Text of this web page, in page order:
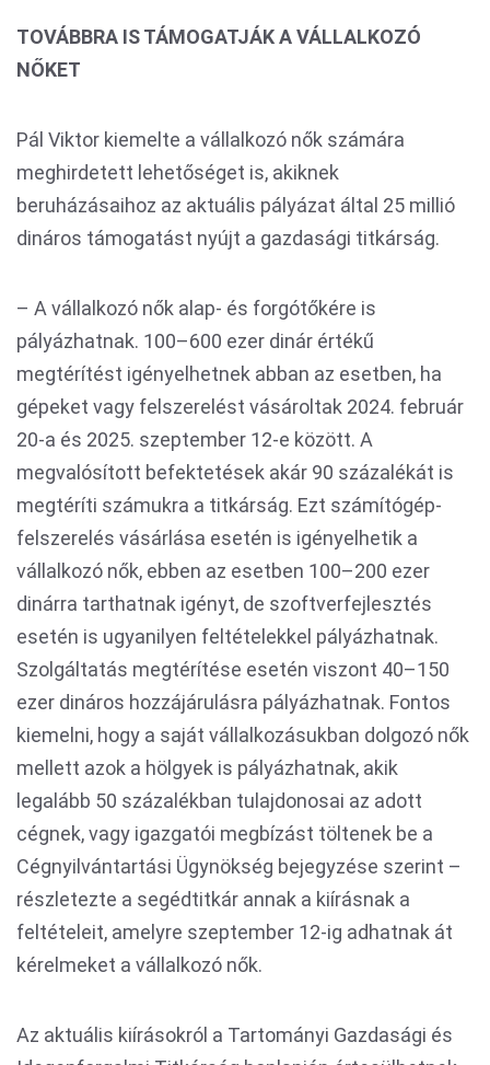
TOVÁBBRA IS TÁMOGATJÁK A VÁLLALKOZÓ
NŐKET
Pál Viktor kiemelte a vállalkozó nők számára
meghirdetett lehetőséget is, akiknek
beruházásaihoz az aktuális pályázat által 25 millió
dináros támogatást nyújt a gazdasági titkárság.
– A vállalkozó nők alap- és forgótőkére is
pályázhatnak. 100–600 ezer dinár értékű
megtérítést igényelhetnek abban az esetben, ha
gépeket vagy felszerelést vásároltak 2024. február
20-a és 2025. szeptember 12-e között. A
megvalósított befektetések akár 90 százalékát is
megtéríti számukra a titkárság. Ezt számítógép-
felszerelés vásárlása esetén is igényelhetik a
vállalkozó nők, ebben az esetben 100–200 ezer
dinárra tarthatnak igényt, de szoftverfejlesztés
esetén is ugyanilyen feltételekkel pályázhatnak.
Szolgáltatás megtérítése esetén viszont 40–150
ezer dináros hozzájárulásra pályázhatnak. Fontos
kiemelni, hogy a saját vállalkozásukban dolgozó nők
mellett azok a hölgyek is pályázhatnak, akik
legalább 50 százalékban tulajdonosai az adott
cégnek, vagy igazgatói megbízást töltenek be a
Cégnyilvántartási Ügynökség bejegyzése szerint –
részletezte a segédtitkár annak a kiírásnak a
feltételeit, amelyre szeptember 12-ig adhatnak át
kérelmeket a vállalkozó nők.
Az aktuális kiírásokról a Tartományi Gazdasági és